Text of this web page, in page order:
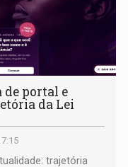
de portal e
da Lei
trajetória